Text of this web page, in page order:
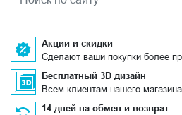
Акции и скидки
Сделают ваши покупки более
Бесплатный 3D дизайн
Всем клиентам нашего магазина
14 дней на обмен и возврат